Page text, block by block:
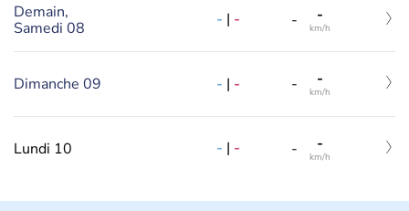
Demain,
Samedi 08
- | - - -
km/h
Dimanche 09 - | - - -
km/h
Lundi 10 - | - - -
km/h